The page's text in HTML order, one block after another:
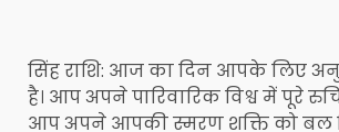
सिंह राशि: आज का दिन आपके लिए
है। आप अपने पारिवारिक विश्व में पूरे
आप अपने आपकी स्मरण शक्ति को बल